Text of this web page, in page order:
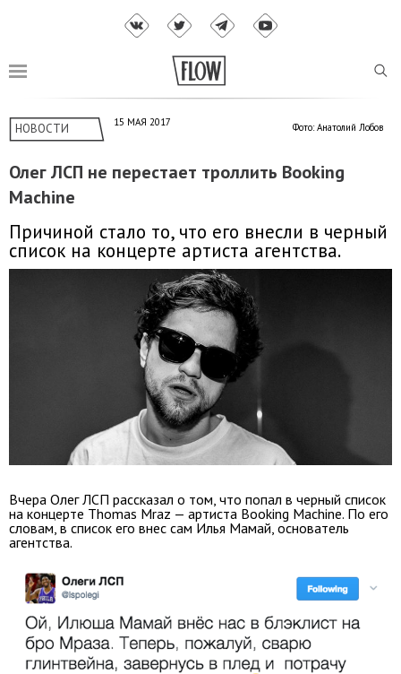
НОВОСТИ 15 МАЯ 2017 Фото: Анатолий Лобов
Олег ЛСП не перестает троллить Booking
Machine
Причиной стало то, что его внесли в черный
список на концерте артиста агентства.
Вчера Олег ЛСП рассказал о том, что попал в черный список
на концерте Thomas Mraz — артиста Booking Machine. По его
словам, в список его внес сам Илья Мамай, основатель
агентства.